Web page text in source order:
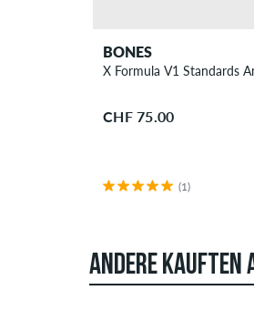
BONES
X Formula V1 Standards
CHF 75.00
(1)
ANDERE KAUFTEN